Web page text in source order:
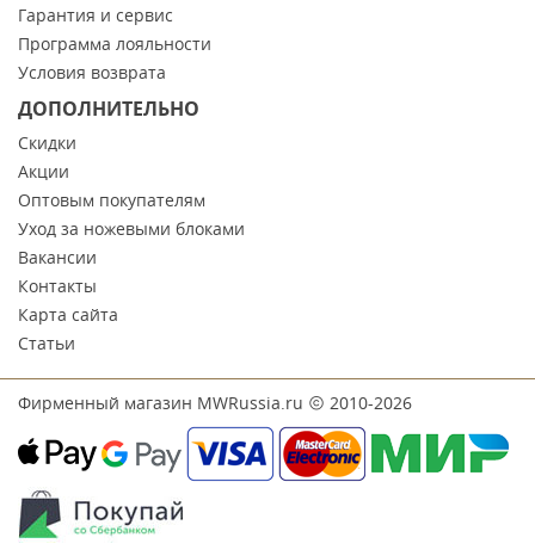
Гарантия и сервис
Программа лояльности
Условия возврата
ДОПОЛНИТЕЛЬНО
Скидки
Акции
Оптовым покупателям
Уход за ножевыми блоками
Вакансии
Контакты
Карта сайта
Статьи
Фирменный магазин MWRussia.ru 2010-2026